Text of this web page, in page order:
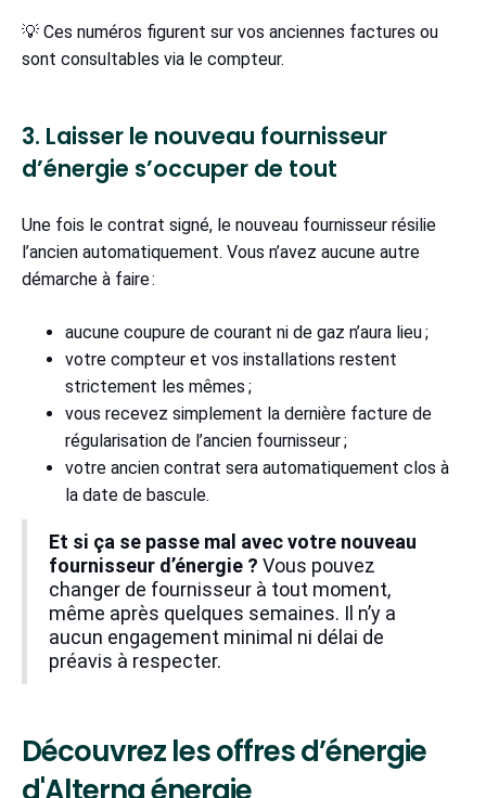
💡 Ces numéros figurent sur vos anciennes factures ou
sont consultables via le compteur.
3. Laisser le nouveau fournisseur
d’énergie s’occuper de tout
Une fois le contrat signé, le nouveau fournisseur résilie
l’ancien automatiquement. Vous n’avez aucune autre
démarche à faire :
aucune coupure de courant ni de gaz n’aura lieu ;
votre compteur et vos installations restent
strictement les mêmes ;
vous recevez simplement la dernière facture de
régularisation de l’ancien fournisseur ;
votre ancien contrat sera automatiquement clos à
la date de bascule.
Et si ça se passe mal avec votre nouveau
fournisseur d’énergie ? Vous pouvez
changer de fournisseur à tout moment,
même après quelques semaines. Il n’y a
aucun engagement minimal ni délai de
préavis à respecter.
Découvrez les offres d’énergie